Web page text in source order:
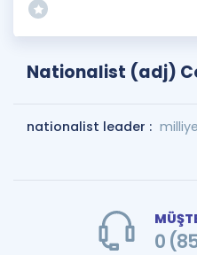
Nationalist (adj)
nationalist leader :
0